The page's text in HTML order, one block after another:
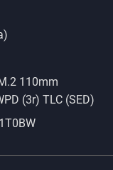
110mm
(3r) TLC (SED)